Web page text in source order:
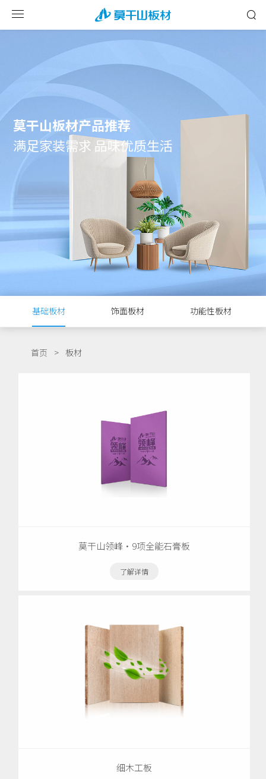
莫干山板材产品推荐
满足家装需求 品味优质生活
基础板材 饰面板材 功能性板材
首页 > 板材
莫干山领峰·9项全能石膏板
了解详情
细木工板